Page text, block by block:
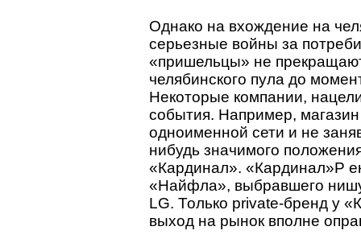
Однако на вхождение на
серьезные войны за
«пришельцы» не
челябинского пула до
Некоторые компании,
события. Например,
одноименной сети и не
нибудь значимого
«Кардинал». «Кардинал»P
«Найфла», выбравшего нишу
LG. Только private-бренд у
выход на рынок вполне